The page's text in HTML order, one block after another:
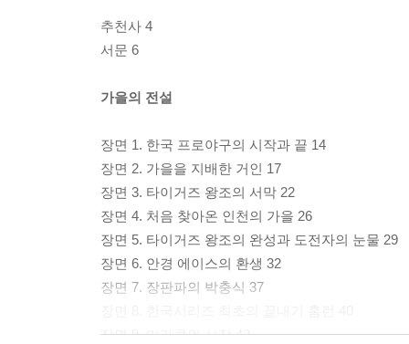
추천사 4
서문 6
가을의 전설
장면 1. 한국 프로야구의 시작과 끝 14
장면 2. 가을을 지배한 거인 17
장면 3. 타이거즈 왕조의 서막 22
장면 4. 처음 찾아온 인천의 가을 26
장면 5. 타이거즈 왕조의 완성과 도전자의 눈물 29
장면 6. 안경 에이스의 환생 32
장면 7. 장판파의 박충식 37
장면 9. 미라클의 시작 42